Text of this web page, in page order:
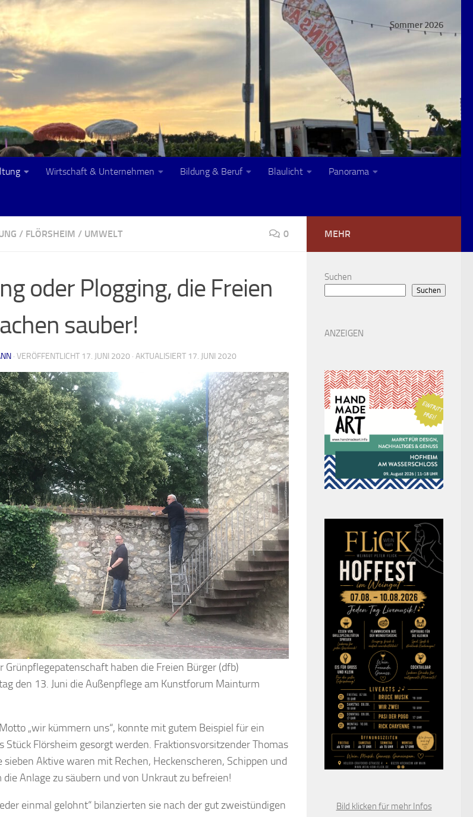
Sommer 2026
Wirtschaft & Unternehmen Bildung & Beruf Blaulicht Panorama
/ FLÖRSHEIM / UMWELT 0
oder Plogging, die Freien
sauber!
· VERÖFFENTLICHT 17. JUNI 2020 · AKTUALISIERT 17. JUNI 2020
Grünpflegepatenschaft haben die Freien Bürger (dfb)
den 13. Juni die Außenpflege am Kunstforum Mainturm
„wir kümmern uns“, konnte mit gutem Beispiel für ein
Stück Flörsheim gesorgt werden. Fraktionsvorsitzender Thomas
Aktive waren mit Rechen, Heckenscheren, Schippen und
Anlage zu säubern und von Unkraut zu befreien!
einmal gelohnt“ bilanzierten sie nach der gut zweistündigen
MEHR
Suchen
Suchen
ANZEIGEN
Bild klicken für mehr Infos